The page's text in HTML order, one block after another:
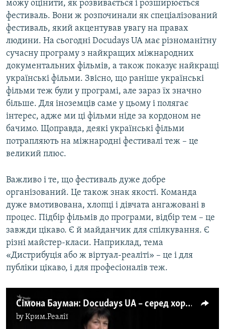
можу оцінити, як розвивається і розширюється
фестиваль. Вони ж розпочинали як спеціалізований
фестиваль, який акцентував увагу на правах
людини. На сьогодні Docudays UA має різноманітну
сучасну програму з найкращих міжнародних
документальних фільмів, а також показує найкращі
українські фільми. Звісно, що раніше українські
фільми теж були у програмі, але зараз їх значно
більше. Для іноземців саме у цьому і полягає
інтерес, адже ми ці фільми ніде за кордоном не
бачимо. Щоправда, деякі українські фільми
потрапляють на міжнародні фестивалі теж – це
великий плюс.
Важливо і те, що фестиваль дуже добре
організований. Це також знак якості. Команда
дуже вмотивована, хлопці і дівчата ангажовані в
процес. Підбір фільмів до програми, відбір тем – це
завжди цікаво. Є й майданчик для спілкування. Є
різні майстер-класи. Наприклад, тема
«Дистрибуція або ж віртуал-реаліті» – це і для
публіки цікаво, і для професіоналів теж.
Сімона Бауман: Docudays UA – серед хороших європейських фестивалів документального кіно
byКрим.Реалії